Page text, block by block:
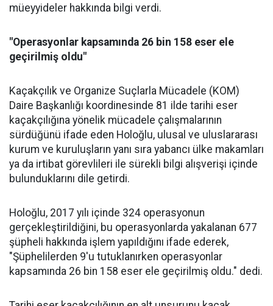
müeyyideler hakkında bilgi verdi.
"Operasyonlar kapsamında 26 bin 158 eser ele
geçirilmiş oldu"
Kaçakçılık ve Organize Suçlarla Mücadele (KOM)
Daire Başkanlığı koordinesinde 81 ilde tarihi eser
kaçakçılığına yönelik mücadele çalışmalarının
sürdüğünü ifade eden Holoğlu, ulusal ve uluslararası
kurum ve kuruluşların yanı sıra yabancı ülke makamları
ya da irtibat görevlileri ile sürekli bilgi alışverişi içinde
bulunduklarını dile getirdi.
Holoğlu, 2017 yılı içinde 324 operasyonun
gerçekleştirildiğini, bu operasyonlarda yakalanan 677
şüpheli hakkında işlem yapıldığını ifade ederek,
"Şüphelilerden 9'u tutuklanırken operasyonlar
kapsamında 26 bin 158 eser ele geçirilmiş oldu." dedi.